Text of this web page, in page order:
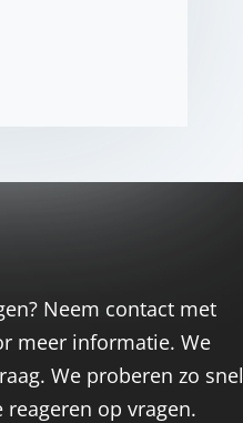
Neem contact met
meer informatie. We
We proberen zo snel
reageren op vragen.